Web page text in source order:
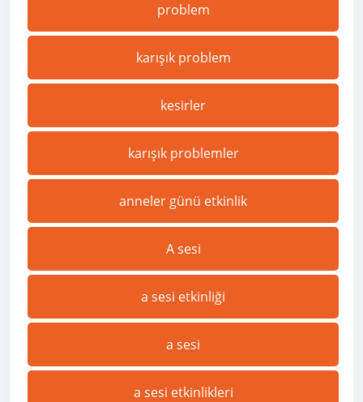
problem
karışık problem
kesirler
karışık problemler
anneler günü etkinlik
A sesi
a sesi etkinliği
a sesi
a sesi etkinlikleri